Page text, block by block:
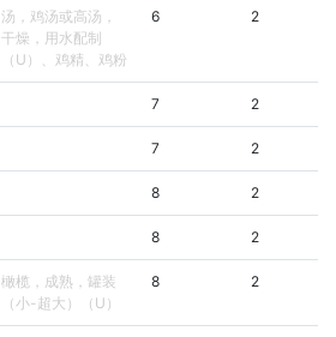
汤，鸡汤或高汤，
干燥，用水配制
（U）、鸡精、鸡粉
6 2
7 2
7 2
8 2
8 2
橄榄，成熟，罐装
（小-超大）（U）
8 2